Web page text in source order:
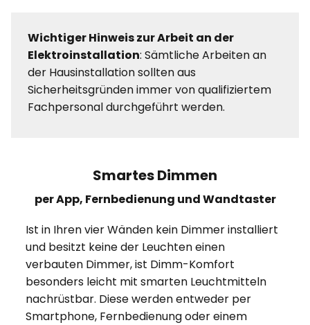
Wichtiger Hinweis zur Arbeit an der
Elektroinstallation: Sämtliche Arbeiten an
der Hausinstallation sollten aus
Sicherheitsgründen immer von qualifiziertem
Fachpersonal durchgeführt werden.
Smartes Dimmen
per App, Fernbedienung und Wandtaster
Ist in Ihren vier Wänden kein Dimmer installiert
und besitzt keine der Leuchten einen
verbauten Dimmer, ist Dimm-Komfort
besonders leicht mit smarten Leuchtmitteln
nachrüstbar. Diese werden entweder per
Smartphone, Fernbedienung oder einem